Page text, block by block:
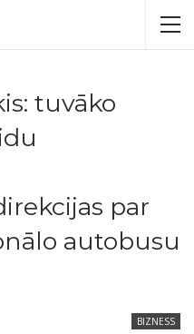
tuvāko
par
autobusu
BIZNESS